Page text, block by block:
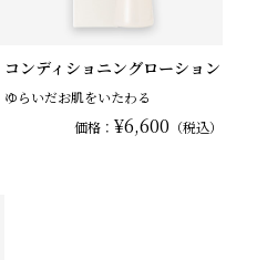
コンディショニングローション
ゆらいだお肌をいたわる
価格： ¥6,600 （税込）